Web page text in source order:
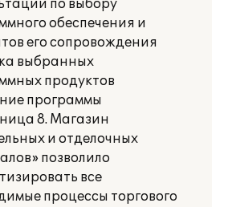
по выбору
обеспечения и
его сопровождения
выбранных
продуктов
программы
8. Магазин
и отделочных
позволило
все
процессы торгового